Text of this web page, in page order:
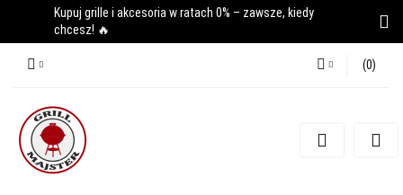
Kupuj grille i akcesoria w ratach 0% – zawsze, kiedy
chcesz! 🔥
Zarejestruj się
(0)